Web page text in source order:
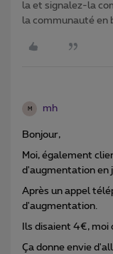
la et signalez-la
la communauté en
M mh
Bonjour,
Moi, également
d'augmentation en
Après un appel
d'augmentation.
Ils disaient 4€,
Ça donne envie